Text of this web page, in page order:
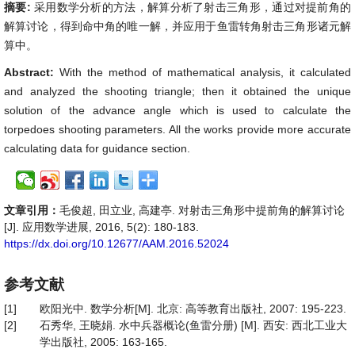
摘要: 采用数学分析的方法，解算分析了射击三角形，通过对提前角的
解算讨论，得到命中角的唯一解，并应用于鱼雷转角射击三角形诸元解
算中。
Abstract: With the method of mathematical analysis, it calculated
and analyzed the shooting triangle; then it obtained the unique
solution of the advance angle which is used to calculate the
torpedoes shooting parameters. All the works provide more accurate
calculating data for guidance section.
文章引用： 毛俊超, 田立业, 高建亭. 对射击三角形中提前角的解算讨论
[J]. 应用数学进展, 2016, 5(2): 180-183.
https://dx.doi.org/10.12677/AAM.2016.52024
参考文献
[1]
欧阳光中. 数学分析[M]. 北京: 高等教育出版社, 2007: 195-223.
[2]
石秀华, 王晓娟. 水中兵器概论(鱼雷分册) [M]. 西安: 西北工业大
学出版社, 2005: 163-165.